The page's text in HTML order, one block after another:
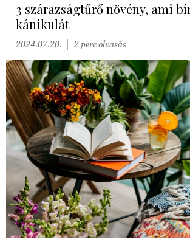
3 szárazságtűrő növény, ami
kánikulát
2024.07.20. 2 perc olvasás